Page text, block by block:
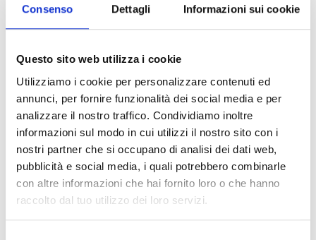
Consenso Dettagli Informazioni sui cookie
Questo sito web utilizza i cookie
Utilizziamo i cookie per personalizzare contenuti ed
annunci, per fornire funzionalità dei social media e per
analizzare il nostro traffico. Condividiamo inoltre
informazioni sul modo in cui utilizzi il nostro sito con i
nostri partner che si occupano di analisi dei dati web,
pubblicità e social media, i quali potrebbero combinarle
con altre informazioni che hai fornito loro o che hanno
raccolto dal tuo utilizzo dei loro servizi.
Smart Manufacturing: AI, robotica e integrazione”, un
percorso strutturato di trasformazione industriale
Il progetto ha previsto una rimodulazione complessiva
della linea produttiva dello stabilimento Inim,
attraverso la realizzazione di un’architettura
completamente automatizzata e interconnessa.
L’intervento integra:
magazzini verticali automatici
linee SMT con controlli AOI e a raggi X